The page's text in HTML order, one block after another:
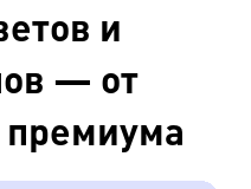
и
— от
премиума